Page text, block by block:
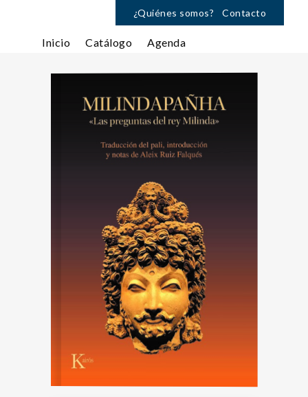
¿Quiénes somos? Contacto
Inicio Catálogo Agenda